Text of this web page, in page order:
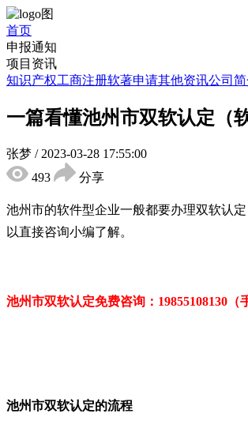
首页
申报通知
项目资讯
知识产权工商注册软著申请其他资讯公司
一篇看懂池州市双软认定（
张梦 / 2023-03-28 17:55:00
493
分享
池州市的软件型企业一般都要办理双软认
以直接咨询小编了解。
池州市双软认定免费咨询： 19855108130（
池州市双软认定的流程